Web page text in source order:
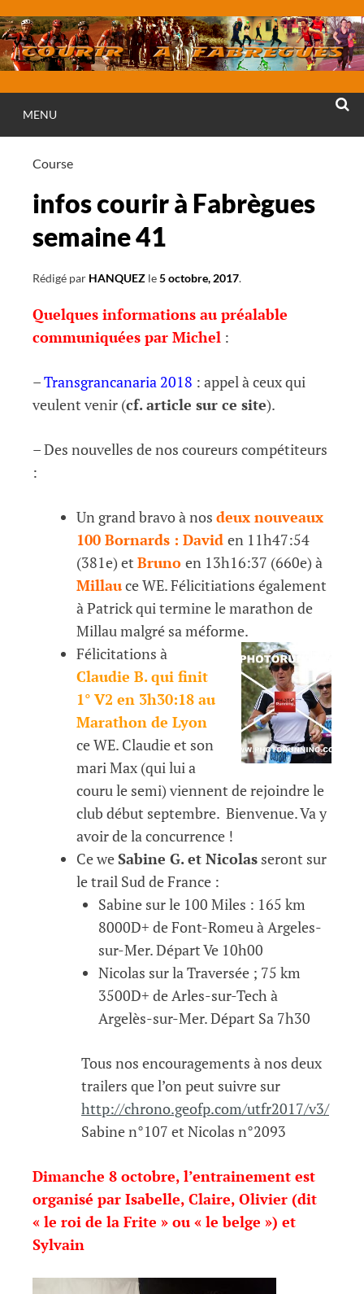
au
contenu
MENU
Course
infos courir à Fabrègues
semaine 41
Rédigé par HANQUEZ le5 octobre, 2017.
Quelques informations au préalable
communiquées par Michel :
–Transgrancanaria 2018 : appel à ceux qui
veulent venir (cf. article sur ce site).
– Des nouvelles de nos coureurs compétiteurs
:
Un grand bravo à nos deux nouveaux
100 Bornards : David en 11h47:54
(381e) et Bruno en 13h16:37 (660e) à
Millauce WE. Félicitiations également
à Patrick qui termine le marathon de
Millau malgré sa méforme.
Félicitations à
Claudie B. qui finit
1° V2 en 3h30:18 au
Marathon de Lyon
ce WE. Claudie et son
mari Max (qui lui a
couru le semi) viennent de rejoindre le
club début septembre. Bienvenue. Va y
avoir de la concurrence !
Ce weSabine G. et Nicolas seront sur
le trail Sud de France :
Sabine sur le 100 Miles : 165 km
8000D+ de Font-Romeu à Argeles-
sur-Mer. Départ Ve 10h00
Nicolas sur la Traversée ; 75 km
3500D+ de Arles-sur-Tech à
Argelès-sur-Mer. Départ Sa 7h30
Tous nos encouragements à nos deux
trailers que l’on peut suivre sur
http://chrono.geofp.com/utfr2017/v3/
Sabine n°107 et Nicolas n°2093
Dimanche 8 octobre, l’entrainement est
organisé par Isabelle, Claire, Olivier (dit
« le roi de la Frite » ou « le belge ») et
Sylvain